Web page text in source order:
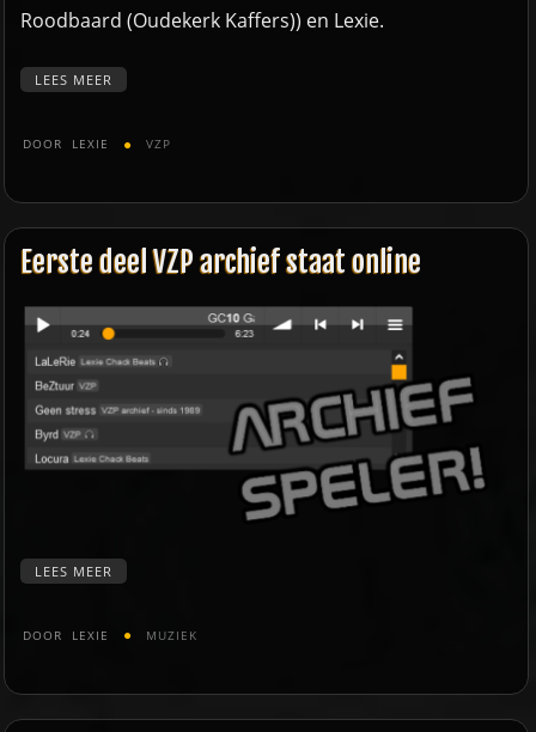
Roodbaard (Oudekerk Kaffers)) en Lexie.
LEES MEER
DOOR LEXIE VZP
Eerste deel VZP archief staat online
LEES MEER
DOOR LEXIE MUZIEK